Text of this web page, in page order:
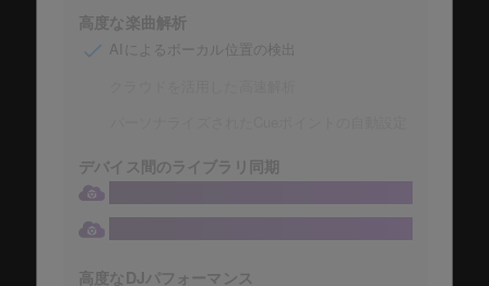
高度な楽曲解析
AIによるボーカル位置の検出
デバイス間のライブラリ同期
高度なDJパフォーマンス